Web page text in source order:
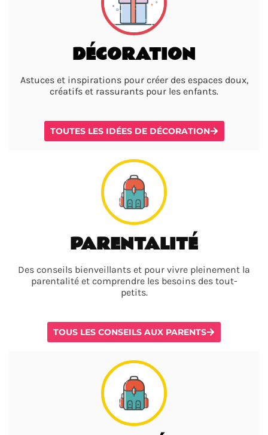
DÉCORATION
Astuces et inspirations pour créer des espaces doux,
créatifs et rassurants pour les enfants.
TOUTES LES IDÉES DE DÉCORATION
PARENTALITÉ
Des conseils bienveillants et pour vivre pleinement la
parentalité et comprendre les besoins des tout-
petits.
TOUS LES CONSEILS AUX PARENTS